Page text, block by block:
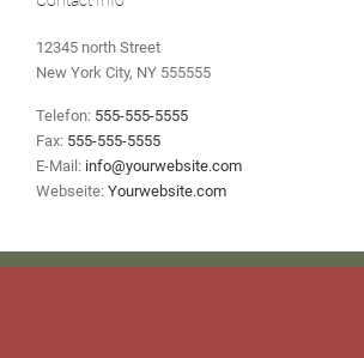
12345 north Street
New York City, NY 555555
Telefon: 555-555-5555
Fax: 555-555-5555
E-Mail: info@yourwebsite.com
Webseite: Yourwebsite.com